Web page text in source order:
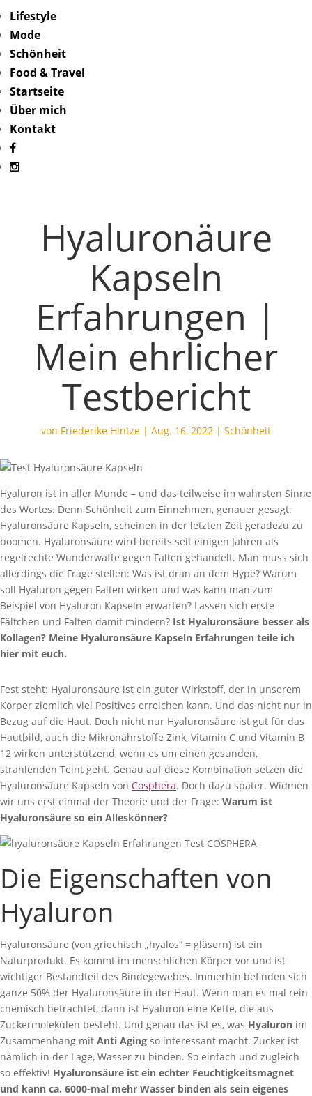
Lifestyle
Mode
Schönheit
Food & Travel
Startseite
Über mich
Kontakt
Hyaluronäure
Kapseln
Erfahrungen |
Mein ehrlicher
Testbericht
von Friederike Hintze | Aug. 16, 2022 | Schönheit
Hyaluron ist in aller Munde – und das teilweise im wahrsten Sinne
des Wortes. Denn Schönheit zum Einnehmen, genauer gesagt:
Hyaluronsäure Kapseln, scheinen in der letzten Zeit geradezu zu
boomen. Hyaluronsäure wird bereits seit einigen Jahren als
regelrechte Wunderwaffe gegen Falten gehandelt. Man muss sich
allerdings die Frage stellen: Was ist dran an dem Hype? Warum
soll Hyaluron gegen Falten wirken und was kann man zum
Beispiel von Hyaluron Kapseln erwarten? Lassen sich erste
Fältchen und Falten damit mindern? Ist Hyaluronsäure besser als
Kollagen? Meine Hyaluronsäure Kapseln Erfahrungen teile ich
hier mit euch.
Fest steht: Hyaluronsäure ist ein guter Wirkstoff, der in unserem
Körper ziemlich viel Positives erreichen kann. Und das nicht nur in
Bezug auf die Haut. Doch nicht nur Hyaluronsäure ist gut für das
Hautbild, auch die Mikronährstoffe Zink, Vitamin C und Vitamin B
12 wirken unterstützend, wenn es um einen gesunden,
strahlenden Teint geht. Genau auf diese Kombination setzen die
Hyaluronsäure Kapseln von Cosphera. Doch dazu später. Widmen
wir uns erst einmal der Theorie und der Frage: Warum ist
Hyaluronsäure so ein Alleskönner?
Die Eigenschaften von
Hyaluron
Hyaluronsäure (von griechisch „hyalos“ = gläsern) ist ein
Naturprodukt. Es kommt im menschlichen Körper vor und ist
wichtiger Bestandteil des Bindegewebes. Immerhin befinden sich
ganze 50% der Hyaluronsäure in der Haut. Wenn man es mal rein
chemisch betrachtet, dann ist Hyaluron eine Kette, die aus
Zuckermolekülen besteht. Und genau das ist es, was Hyaluron im
Zusammenhang mit Anti Aging so interessant macht. Zucker ist
nämlich in der Lage, Wasser zu binden. So einfach und zugleich
so effektiv! Hyaluronsäure ist ein echter Feuchtigkeitsmagnet
und kann ca. 6000-mal mehr Wasser binden als sein eigenes